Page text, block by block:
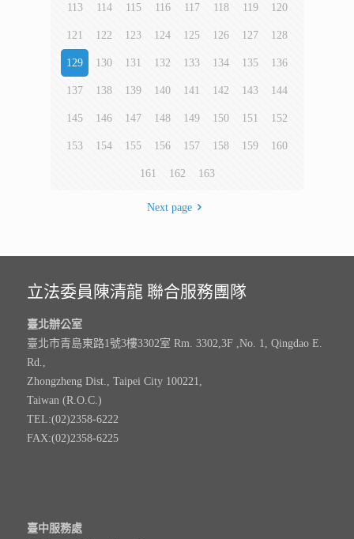
113 114 115 116 117 118 119 120
121 122 123 124 125 126 127 128
129 130 131 132 133 134 135 136
137 138 139 140 141 142 143 144
145 146 147 148 149 150 151 152
153 154 155 156 157 158 159 160
161 162 163
Next page
立法委員陳清龍 聯合服務團隊
臺北辦公室
臺北市青島東路1號3樓3302室 Rm. 3302,3F ,No. 1, Qingdao E.
Rd.,
Zhongzheng Dist., Taipei City 100221,
Taiwan (R.O.C.)
TEL:(02)2358-6222
FAX:(02)2358-6225
臺中服務處